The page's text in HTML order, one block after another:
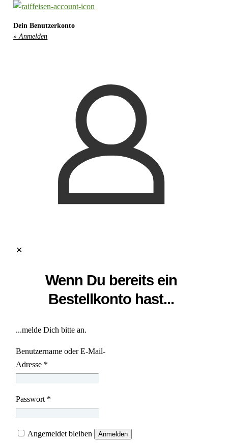
Dein Benutzerkonto
» Anmelden
✕
Wenn Du bereits ein
Bestellkonto hast...
...melde Dich bitte an.
Benutzername oder E-Mail-
Adresse *
Passwort *
Angemeldet bleiben Anmelden